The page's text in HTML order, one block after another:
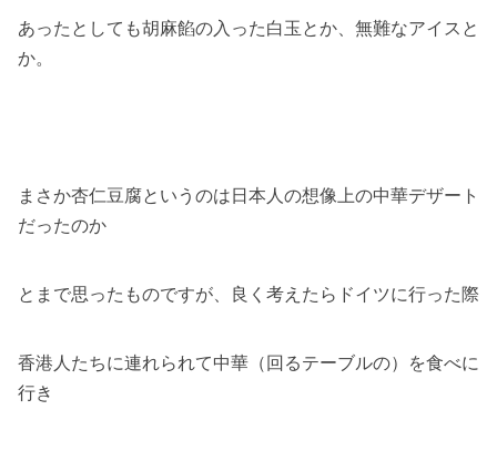
あったとしても胡麻餡の入った白玉とか、無難なアイスと
か。
まさか杏仁豆腐というのは日本人の想像上の中華デザート
だったのか
とまで思ったものですが、良く考えたらドイツに行った際
香港人たちに連れられて中華（回るテーブルの）を食べに
行き